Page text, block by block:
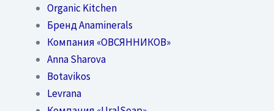
Organic Kitchen
Бренд Anaminerals
Компания «ОВСЯННИКОВ»
Anna Sharova
Botavikos
Levrana